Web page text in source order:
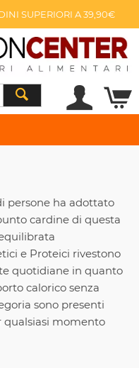
SUPERIORI A 39,90€
persone ha adottato
cardine di questa
e Proteici rivestono
quotidiane in quanto
calorico senza
sono presenti
qualsiasi momento